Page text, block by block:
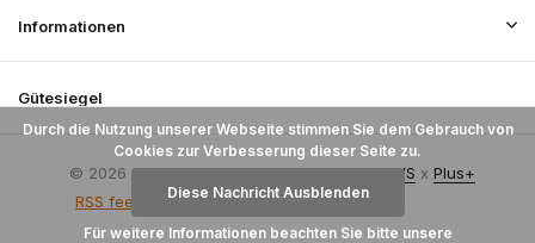
Informationen
Gütesiegel
© 2026 StoffenBestellen.nl - Theme ByDMWS x Plus+
RSS feed
Durch die Nutzung unserer Webseite stimmen Sie dem Gebrauch von
Cookies zur Verbesserung dieser Seite zu.
Diese Nachricht Ausblenden
Für weitere Informationen beachten Sie bitte unsere